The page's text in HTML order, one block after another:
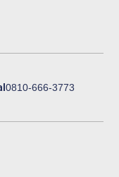
0810-666-3773